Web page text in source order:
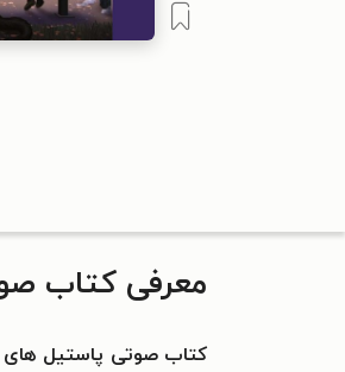
معرفی کتاب
کتاب صوتی پاستیل